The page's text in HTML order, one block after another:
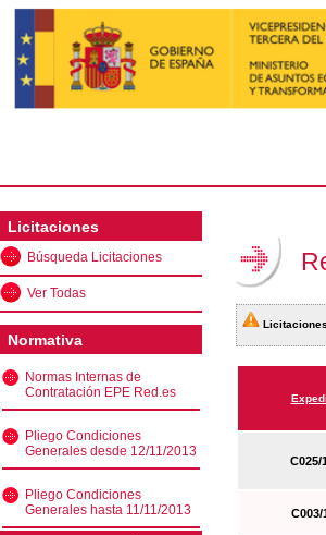
Licitaciones
Búsqueda Licitaciones
Ver Todas
Normativa
Normas Internas de
Contratación EPE Red.es
Pliego Condiciones
Generales desde 12/11/2013
Pliego Condiciones
Generales hasta 11/11/2013
C025/
C003/